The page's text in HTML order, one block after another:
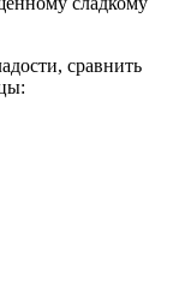
сравнить